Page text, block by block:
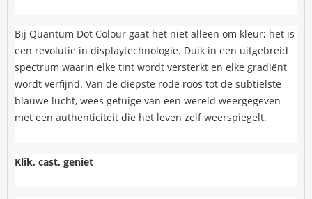
Bij Quantum Dot Colour gaat het niet alleen om kleur; het is
een revolutie in displaytechnologie. Duik in een uitgebreid
spectrum waarin elke tint wordt versterkt en elke gradiënt
wordt verfijnd. Van de diepste rode roos tot de subtielste
blauwe lucht, wees getuige van een wereld weergegeven
met een authenticiteit die het leven zelf weerspiegelt.
Klik, cast, geniet